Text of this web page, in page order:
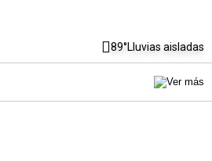
89°Lluvias aisladas